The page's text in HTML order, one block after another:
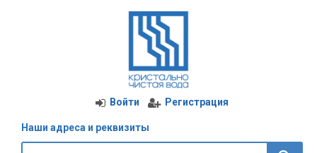
Войти Регистрация
Наши адреса и реквизиты